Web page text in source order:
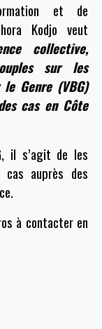
et de
Kodjo veut
collective,
sur les
Genre (VBG)
cas en Côte
il s’agit de les
cas auprès des
à contacter en